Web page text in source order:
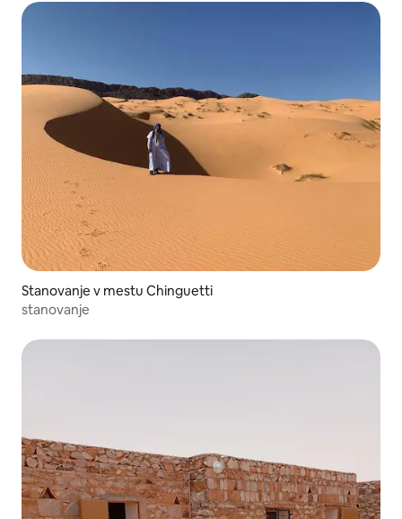
Stanovanje v mestu Chinguetti
stanovanje